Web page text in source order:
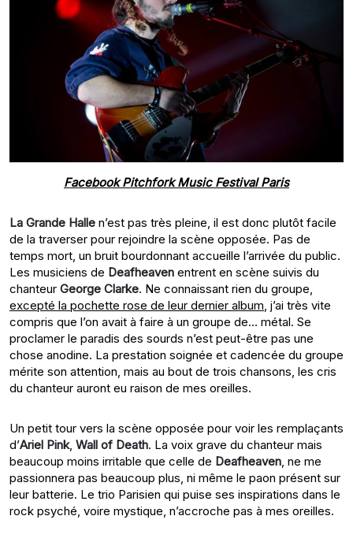
Facebook Pitchfork Music Festival Paris
La Grande Halle n’est pas très pleine, il est donc plutôt facile
de la traverser pour rejoindre la scène opposée. Pas de
temps mort, un bruit bourdonnant accueille l’arrivée du public.
Les musiciens de Deafheaven entrent en scène suivis du
chanteur George Clarke. Ne connaissant rien du groupe,
excepté la pochette rose de leur dernier album, j’ai très vite
compris que l’on avait à faire à un groupe de… métal. Se
proclamer le paradis des sourds n’est peut-être pas une
chose anodine. La prestation soignée et cadencée du groupe
mérite son attention, mais au bout de trois chansons, les cris
du chanteur auront eu raison de mes oreilles.
Un petit tour vers la scène opposée pour voir les remplaçants
d’Ariel Pink, Wall of Death. La voix grave du chanteur mais
beaucoup moins irritable que celle de Deafheaven, ne me
passionnera pas beaucoup plus, ni même le paon présent sur
leur batterie. Le trio Parisien qui puise ses inspirations dans le
rock psyché, voire mystique, n’accroche pas à mes oreilles.